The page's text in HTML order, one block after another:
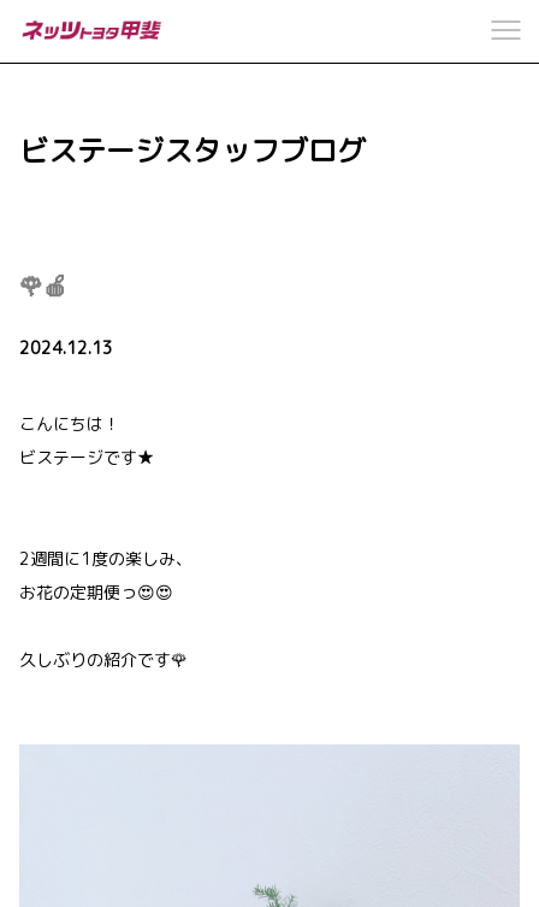
ビステージスタッフブログ
🌹🍎
2024.12.13
こんにちは！
ビステージです★
2週間に1度の楽しみ、
お花の定期便っ😍😍
久しぶりの紹介です🌹